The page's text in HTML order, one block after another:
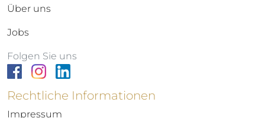
Über uns
Jobs
Folgen Sie uns
Rechtliche Informationen
Impressum